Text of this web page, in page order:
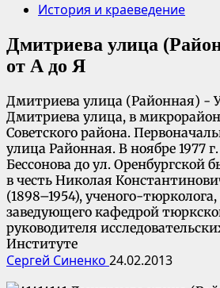
История и краеведение
Дмитриева улица
от А до Я
Дмитриева улица (Районная) -
Дмитриева улица, в
Советского района.
улица Районная. В ноябре 1977
Бессонова до ул. Оренбургской
в честь Николая
(1898–1954), ученого-
заведующего кафедрой
руководителя
Институте
Сергей Синенко 24.02.2013